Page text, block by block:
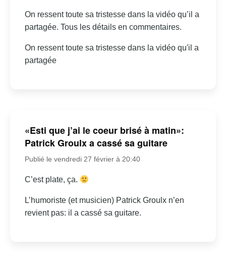
On ressent toute sa tristesse dans la vidéo qu’il a
partagée. Tous les détails en commentaires.
On ressent toute sa tristesse dans la vidéo qu'il a
partagée
«Esti que j’ai le coeur brisé à matin»:
Patrick Groulx a cassé sa guitare
Publié le vendredi 27 février à 20:40
C’est plate, ça.
L’humoriste (et musicien) Patrick Groulx n’en
revient pas: il a cassé sa guitare.